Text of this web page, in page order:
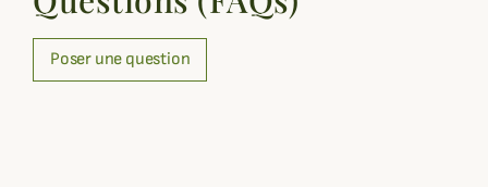
Poser une question